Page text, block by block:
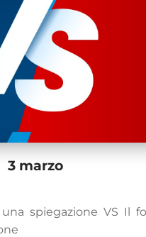
3 marzo
spiegazione VS Il